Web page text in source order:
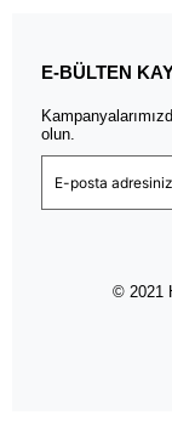
E-BÜLTEN
olun.
© 2021